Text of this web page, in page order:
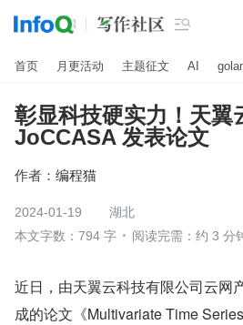

首页 月更活动 主题征文 AI
彰显科技硬实力！天翼
JoCCASA 发表论文
作者： 编程猫
2024-01-19
湖北
本文字数：794 字
阅读完需：约 3 分
近日，由天翼云科技有限公司云网
成的论文《Multivariate Time